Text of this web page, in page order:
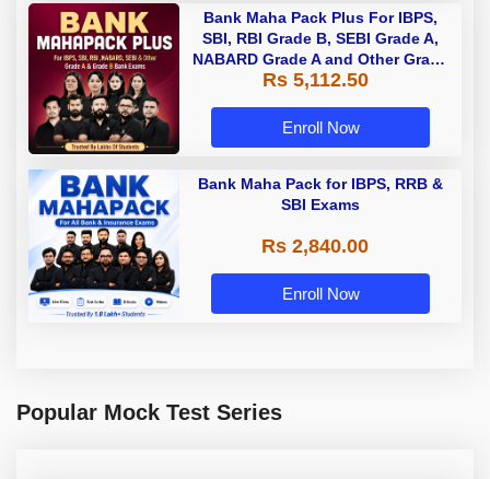
Bank Maha Pack Plus For IBPS,
SBI, RBI Grade B, SEBI Grade A,
NABARD Grade A and Other Grade
A & Grade B Bank Exams
Rs 5,112.50
Enroll Now
Bank Maha Pack for IBPS, RRB &
SBI Exams
Rs 2,840.00
Enroll Now
Popular Mock Test Series